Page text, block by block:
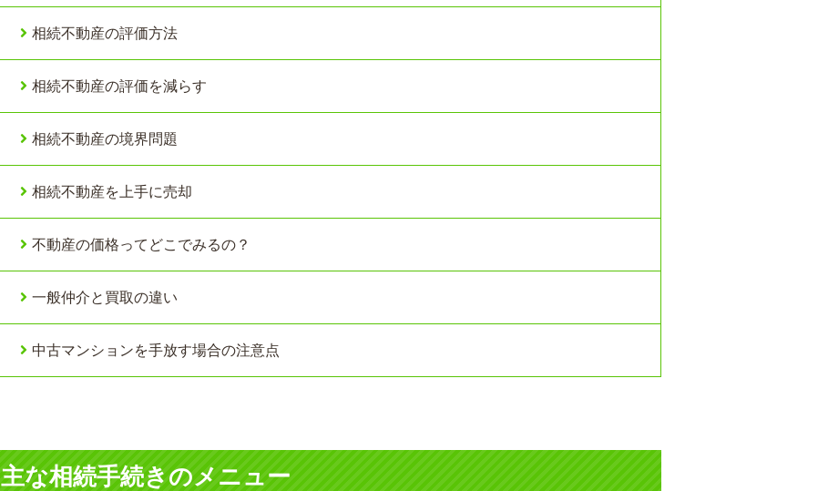
相続不動産の評価方法
相続不動産の評価を減らす
相続不動産の境界問題
相続不動産を上手に売却
不動産の価格ってどこでみるの？
一般仲介と買取の違い
中古マンションを手放す場合の注意点
主な相続手続きのメニュー